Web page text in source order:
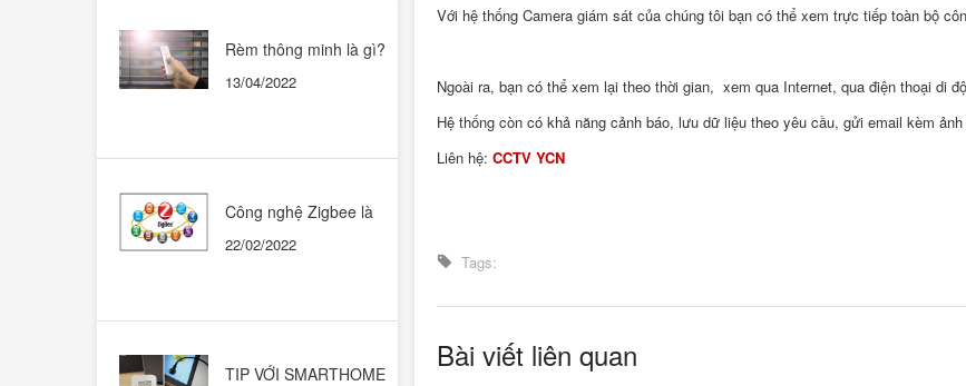
Rèm thông minh là gì?
không? Có nên mua
13/04/2022
Công nghệ Zigbee là
những ngôi nhà thông
22/02/2022
TIP VỚI SMARTHOME
Với hệ thống Camera giám sát của chúng tôi bạn có thể xem trực tiếp toàn bộ
Ngoài ra, bạn có thể xem lại theo thời gian, xem qua Internet, qua điện thoại di
Hệ thống còn có khả năng cảnh báo, lưu dữ liệu theo yêu cầu, gửi email kèm
Liên hệ: CCTV YCN
Tags:
Bài viết liên quan